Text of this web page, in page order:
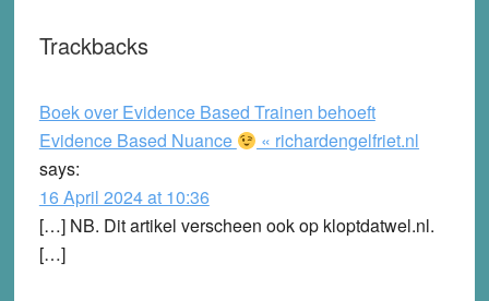
Reader
Trackbacks
Boek over Evidence Based Trainen behoeft
Evidence Based Nuance
« richardengelfriet.nl
says:
16 April 2024 at 10:36
[…] NB. Dit artikel verscheen ook op kloptdatwel.nl.
[…]